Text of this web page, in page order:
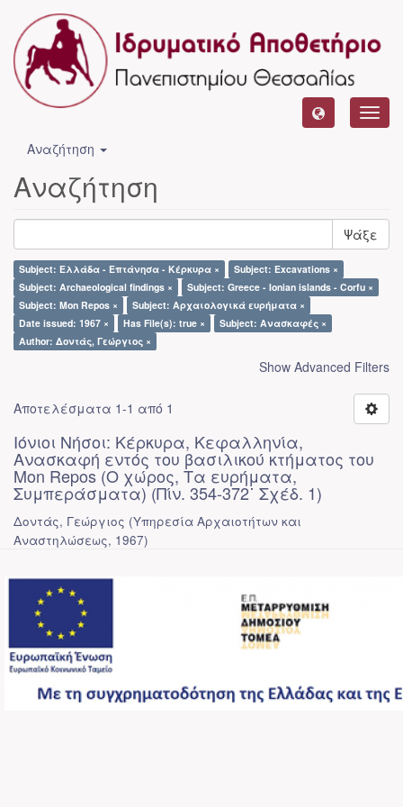
Αναζήτηση
Αναζήτηση
Ψάξε
Subject: Ελλάδα - Επτάνησα - Κέρκυρα ×
Subject: Excavations ×
Subject: Archaeological findings ×
Subject: Greece - Ionian islands - Corfu ×
Subject: Mon Repos ×
Subject: Αρχαιολογικά ευρήματα ×
Date issued: 1967 ×
Has File(s): true ×
Subject: Ανασκαφές ×
Author: Δοντάς, Γεώργιος ×
Show Advanced Filters
Αποτελέσματα 1-1 από 1
Ιόνιοι Νήσοι: Κέρκυρα, Κεφαλληνία,
Ανασκαφή εντός του βασιλικού κτήματος του
Mon Repos (Ο χώρος, Τα ευρήματα,
Συμπεράσματα) (Πίν. 354-372˙ Σχέδ. 1)
Δοντάς, Γεώργιος (Υπηρεσία Αρχαιοτήτων και
Αναστηλώσεως, 1967)